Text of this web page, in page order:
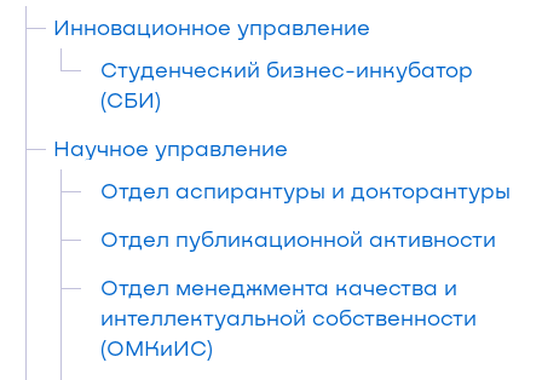
Инновационное управление
Студенческий бизнес-инкубатор
(СБИ)
Научное управление
Отдел аспирантуры и докторантуры
Отдел публикационной активности
Отдел менеджмента качества и
интеллектуальной собственности
(ОМКиИС)